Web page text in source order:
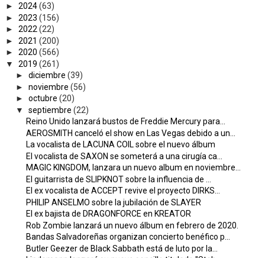
► 2024(63)
► 2023 (156)
► 2022 (22)
► 2021 (200)
► 2020 (566)
▼
2019 (261)
► diciembre (39)
► noviembre (56)
► octubre (20)
▼
septiembre (22)
Reino Unido lanzará bustos de Freddie Mercury para...
AEROSMITH canceló el show en Las Vegas debido a un...
La vocalista de LACUNA COIL sobre el nuevo álbum
El vocalista de SAXON se someterá a una cirugía ca...
MAGIC KINGDOM, lanzara un nuevo album en noviembre...
El guitarrista de SLIPKNOT sobre la influencia de ...
El ex vocalista de ACCEPT revive el proyecto DIRKS...
PHILIP ANSELMO sobre la jubilación de SLAYER
El ex bajista de DRAGONFORCE en KREATOR
Rob Zombie lanzará un nuevo álbum en febrero de 2020.
Bandas Salvadoreñas organizan concierto benéfico p...
Butler Geezer de Black Sabbath está de luto por la...